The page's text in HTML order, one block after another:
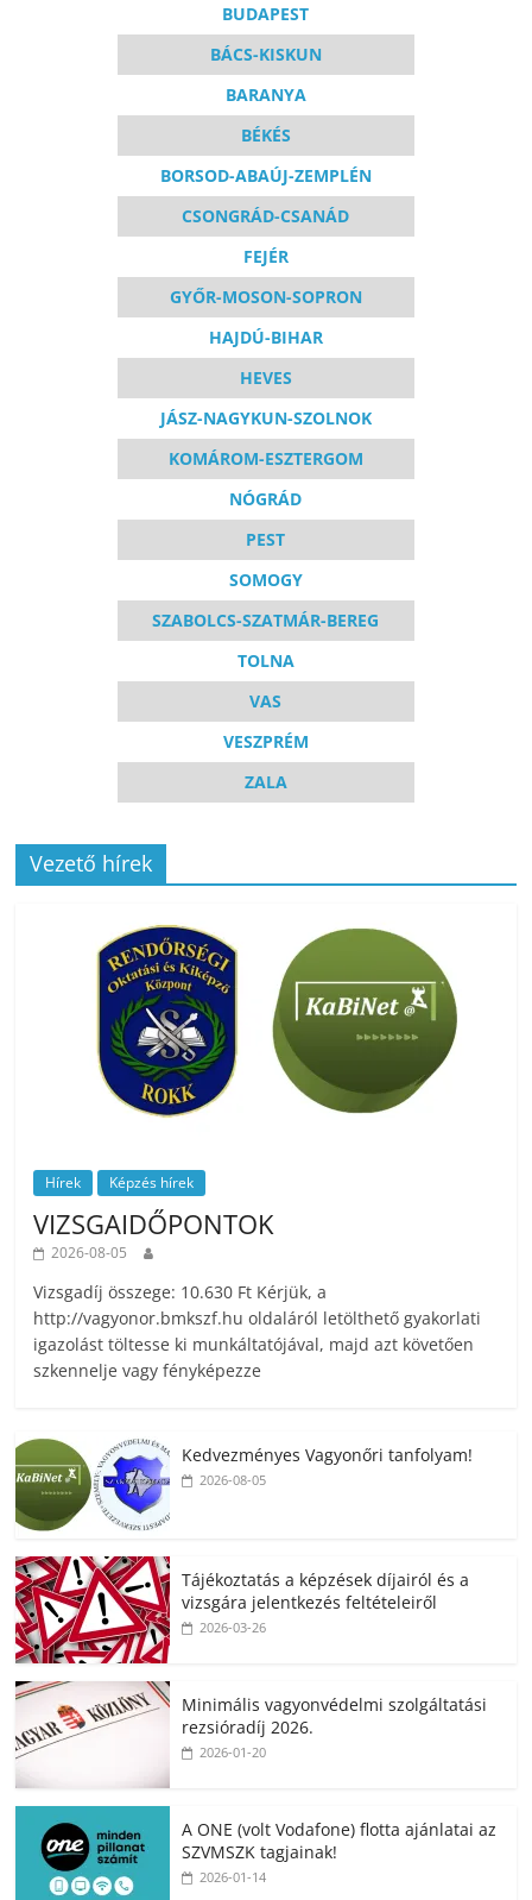
BUDAPEST
BÁCS-KISKUN
BARANYA
BÉKÉS
BORSOD-ABAÚJ-ZEMPLÉN
CSONGRÁD-CSANÁD
FEJÉR
GYŐR-MOSON-SOPRON
HAJDÚ-BIHAR
HEVES
JÁSZ-NAGYKUN-SZOLNOK
KOMÁROM-ESZTERGOM
NÓGRÁD
PEST
SOMOGY
SZABOLCS-SZATMÁR-BEREG
TOLNA
VAS
VESZPRÉM
ZALA
Vezető hírek
Hírek Képzés hírek
VIZSGAIDŐPONTOK
2026-08-05
Vizsgadíj összege: 10.630 Ft Kérjük, a
http://vagyonor.bmkszf.hu oldaláról letölthető gyakorlati
igazolást töltesse ki munkáltatójával, majd azt követően
szkennelje vagy fényképezze
Kedvezményes Vagyonőri tanfolyam!
2026-08-05
Tájékoztatás a képzések díjairól és a
vizsgára jelentkezés feltételeiről
2026-03-26
Minimális vagyonvédelmi szolgáltatási
rezsióradíj 2026.
2026-01-20
A ONE (volt Vodafone) flotta ajánlatai az
SZVMSZK tagjainak!
2026-01-14